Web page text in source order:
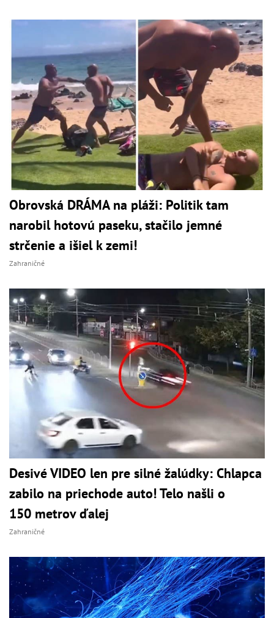
Obrovská DRÁMA na pláži: Politik tam
narobil hotovú paseku, stačilo jemné
strčenie a išiel k zemi!
Zahraničné
Desivé VIDEO len pre silné žalúdky: Chlapca
zabilo na priechode auto! Telo našli o
150 metrov ďalej
Zahraničné